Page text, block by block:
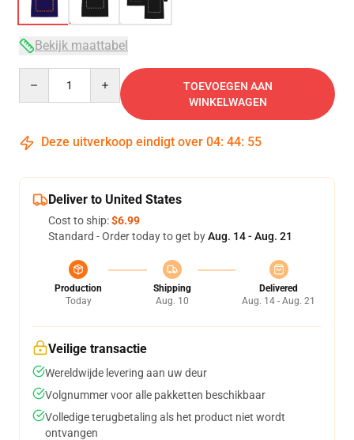
Bekijk maattabel
TOEVOEGEN AAN
WINKELWAGEN
Deze uitverkoop eindigt over 04: 44: 54
Deliver to United States
Cost to ship:$6.99
Standard - Order today to get byAug. 14 - Aug. 21
Production
Today
Shipping
Aug. 10
Delivered
Aug. 14 - Aug. 21
Veilige transactie
Wereldwijde levering aan uw deur
Volgnummer voor alle pakketten beschikbaar
Volledige terugbetaling als het product niet wordt
ontvangen